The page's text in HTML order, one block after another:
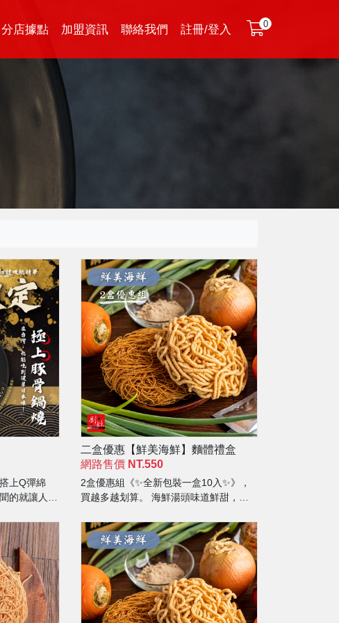
分店據點 加盟資訊 聯絡我們 註冊/登入 0
上Q彈綿
的就讓人口
二盒優惠【鮮美海鮮】麵體禮盒
網路售價 NT.550
2盒優惠組《✨全新包裝一盒10入✨》，
買越多越划算。 海鮮湯頭味道鮮甜，自
搭，是接受度高的人氣湯頭。